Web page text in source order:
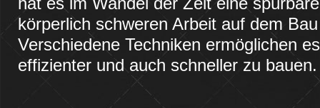
körperlich schweren Arbeit auf dem
Verschiedene Techniken ermöglichen
effizienter und auch schneller zu bauen.